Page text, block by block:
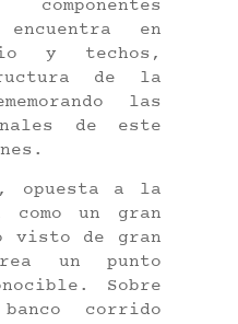
en
y techos,
de la
las
de este
opuesta a la
un gran
de gran
un punto
Sobre
corrido